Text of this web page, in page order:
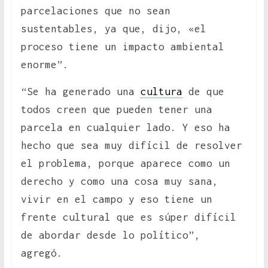
parcelaciones que no sean
sustentables, ya que, dijo, «el
proceso tiene un impacto ambiental
enorme”.
“Se ha generado una cultura de que
todos creen que pueden tener una
parcela en cualquier lado. Y eso ha
hecho que sea muy difícil de resolver
el problema, porque aparece como un
derecho y como una cosa muy sana,
vivir en el campo y eso tiene un
frente cultural que es súper difícil
de abordar desde lo político”,
agregó.